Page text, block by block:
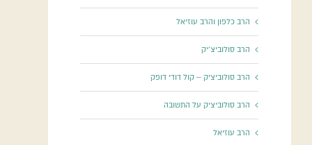
הרב כלפון והרב עוזיאל
הרב סולוביצ'יק
הרב סולוביציק – קול דודי דופק
הרב סולוביציק על התשובה
הרב עוזיאל